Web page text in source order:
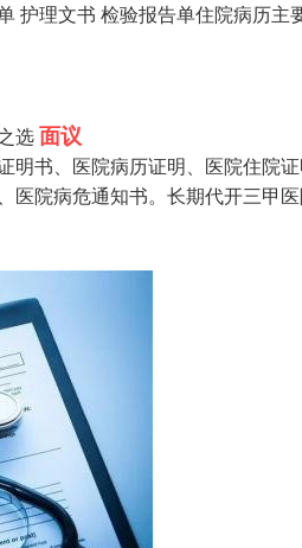
护理文书 检验报告单住院病历
选面议
明书、医院病历证明、医院住院
医院病危通知书。长期代开三甲